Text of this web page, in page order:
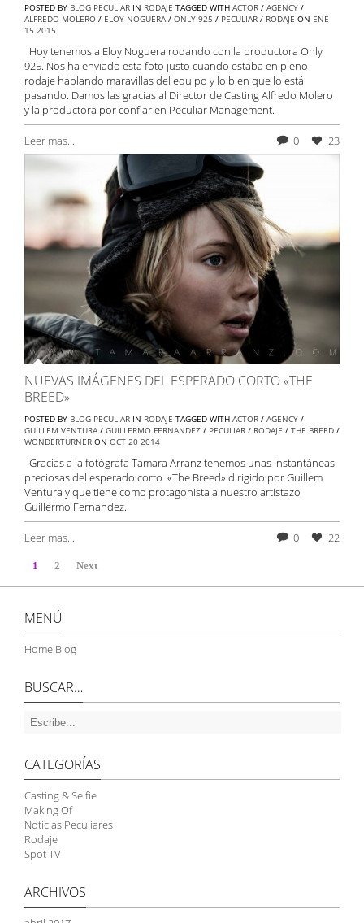
POSTED BY BLOG PECULIAR IN RODAJE TAGGED WITH ACTOR / AGENCY /
ALFREDO MOLERO / ELOY NOGUERA/ ONLY 925 / PECULIAR / RODAJE ON ENE
15 2015
Hoy tenemos a Eloy Noguera rodando con la productora Only
925. Nos ha enviado esta foto justo cuando estaba en pleno
rodaje hablando maravillas del equipo y lo bien que lo está
pasando. Damos las gracias al Director de Casting Alfredo Molero
y la productora por confiar en Peculiar Management.
Leer mas... 0 23
NUEVAS IMÁGENES DEL ESPERADO CORTO «THE
BREED»
POSTED BY BLOG PECULIAR IN RODAJE TAGGED WITH ACTOR / AGENCY /
GUILLEM VENTURA / GUILLERMO FERNANDEZ / PECULIAR / RODAJE / THE BREED /
WONDERTURNER ON OCT 20 2014
Gracias a la fotógrafa Tamara Arranz tenemos unas instantáneas
preciosas del esperado corto «The Breed» dirigido por Guillem
Ventura y que tiene como protagonista a nuestro artistazo
Guillermo Fernandez.
Leer mas... 0 22
1 2 Next
MENÚ
Home Blog
BUSCAR…
CATEGORÍAS
Casting & Selfie
Making Of
Noticias Peculiares
Rodaje
Spot TV
ARCHIVOS